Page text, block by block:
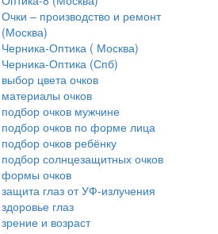
Очки – производство и ремонт
(Москва)
Черника-Оптика ( Москва)
Черника-Оптика (Спб)
выбор цвета очков
материалы очков
подбор очков мужчине
подбор очков по форме лица
подбор очков ребёнку
подбор солнцезащитных очков
формы очков
защита глаз от УФ-излучения
здоровье глаз
зрение и возраст